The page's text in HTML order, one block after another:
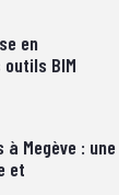
en
BIM
Megève : une
et